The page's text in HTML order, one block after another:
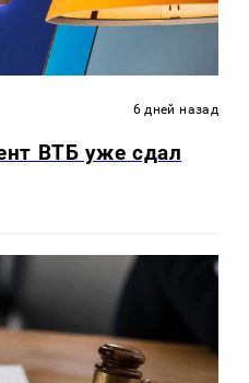
6 дней назад
ВТБ уже сдал